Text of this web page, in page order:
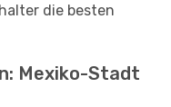
die besten
Mexiko-Stadt